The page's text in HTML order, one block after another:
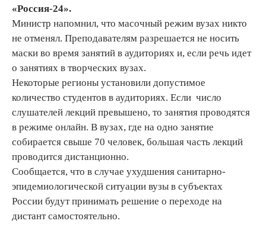
«Россия-24».
Министр напомнил, что масочный режим вузах никто
не отменял. Преподавателям разрешается не носить
маски во время занятий в аудиториях и, если речь идет
о занятиях в творческих вузах.
Некоторые регионы установили допустимое
количество студентов в аудиториях. Если число
слушателей лекций превышено, то занятия проводятся
в режиме онлайн. В вузах, где на одно занятие
собирается свыше 70 человек, большая часть лекций
проводится дистанционно.
Сообщается, что в случае ухудшения санитарно-
эпидемиологической ситуации вузы в субъектах
России будут принимать решение о переходе на
дистант самостоятельно.